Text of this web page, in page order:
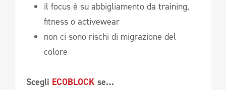
il focus è su abbigliamento da training,
fitness o activewear
non ci sono rischi di migrazione del
colore
Scegli ECOBLOCK se…